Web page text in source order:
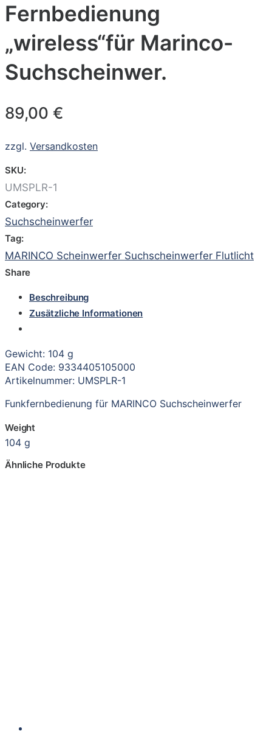
Fernbedienung
„wireless“für Marinco-
Suchscheinwer.
89,00 €
zzgl. Versandkosten
SKU:
UMSPLR-1
Category:
Suchscheinwerfer
Tag:
MARINCO Scheinwerfer Suchscheinwerfer Flutlicht
Share
Beschreibung
Zusätzliche Informationen
Gewicht: 104 g
EAN Code: 9334405105000
Artikelnummer: UMSPLR-1
Funkfernbedienung für MARINCO Suchscheinwerfer
Weight
104 g
Ähnliche Produkte